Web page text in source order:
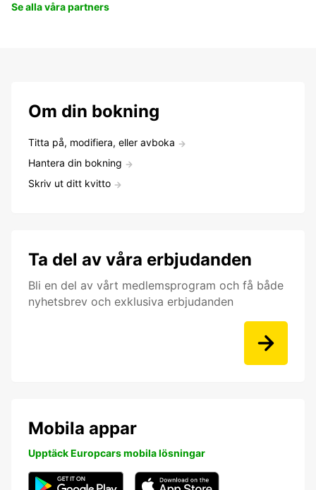
Se alla våra partners
Om din bokning
Titta på, modifiera, eller avboka
Hantera din bokning
Skriv ut ditt kvitto
Ta del av våra erbjudanden
Bli en del av vårt medlemsprogram och få både
nyhetsbrev och exklusiva erbjudanden
Mobila appar
Upptäck Europcars mobila lösningar